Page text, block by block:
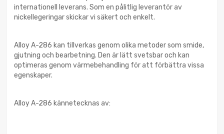
internationell leverans. Som en pålitlig leverantör av
nickellegeringar skickar vi säkert och enkelt.
Alloy A-286 kan tillverkas genom olika metoder som smide,
gjutning och bearbetning. Den är lätt svetsbar och kan
optimeras genom värmebehandling för att förbättra vissa
egenskaper.
Alloy A-286 kännetecknas av: